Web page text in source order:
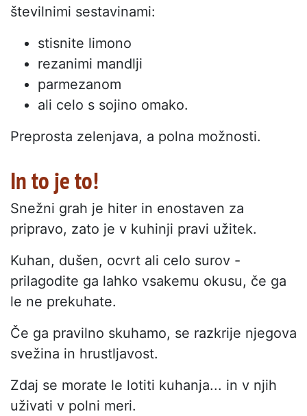
številnimi sestavinami:
stisnite limono
rezanimi mandlji
parmezanom
ali celo s sojino omako.
Preprosta zelenjava, a polna možnosti.
In to je to!
Snežni grah je hiter in enostaven za
pripravo, zato je v kuhinji pravi užitek.
Kuhan, dušen, ocvrt ali celo surov -
prilagodite ga lahko vsakemu okusu, če ga
le ne prekuhate.
Če ga pravilno skuhamo, se razkrije njegova
svežina in hrustljavost.
Zdaj se morate le lotiti kuhanja... in v njih
uživati v polni meri.